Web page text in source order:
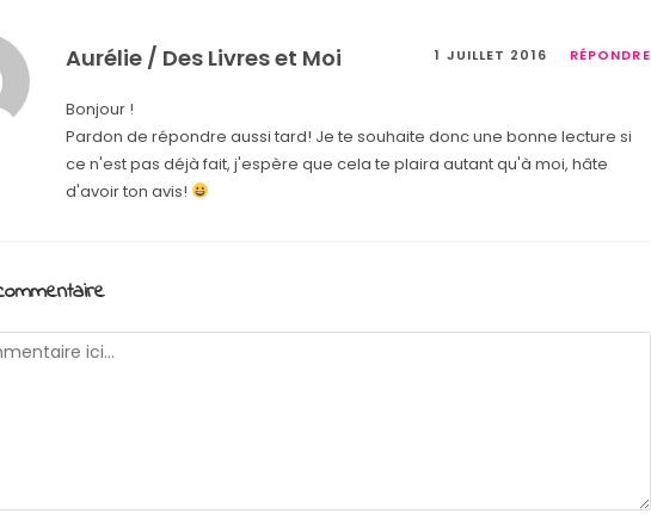
Aurélie / Des Livres et Moi 1 JUILLET 2016 RÉPONDRE
Bonjour !
Pardon de répondre aussi tard! Je te souhaite donc une bonne lecture si
ce n'est pas déjà fait, j'espère que cela te plaira autant qu'à moi, hâte
d'avoir ton avis!